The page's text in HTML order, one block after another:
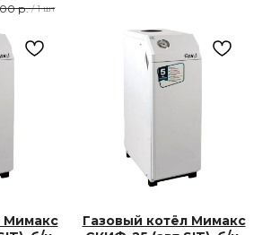
р. / 1 шт
Мимакс
Газовый котёл Мимакс